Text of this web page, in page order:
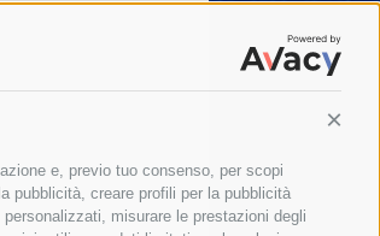
e, previo tuo consenso, per scopi
pubblicità, creare profili per la pubblicità
misurare le prestazioni degli